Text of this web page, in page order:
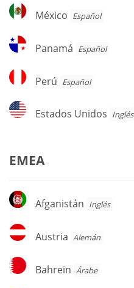
México
México Español
Panamá
Panamá Español
Perú
Perú Español
Estados
Unidos
Estados Unidos Inglés
EMEA
Afganistán
Afganistán Inglés
Austria
Austria Alemán
Bahrein
Bahrein Árabe